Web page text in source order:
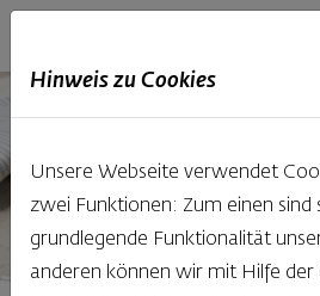
Hinweis zu Cookies
Unsere Webseite verwendet
zwei Funktionen: Zum einen sind
grundlegende Funktionalität
anderen können wir mit Hilfe der